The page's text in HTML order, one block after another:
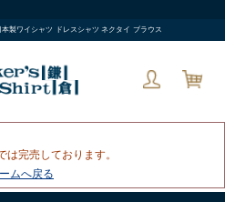
本製ワイシャツ ドレスシャツ ネクタイ ブラウス
完売しております。
ムへ戻る